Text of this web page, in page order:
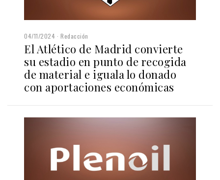
04/11/2024 Redacción
El Atlético de Madrid convierte
su estadio en punto de recogida
de material e iguala lo donado
con aportaciones económicas